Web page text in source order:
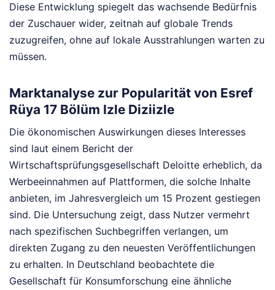
Diese Entwicklung spiegelt das wachsende Bedürfnis
der Zuschauer wider, zeitnah auf globale Trends
zuzugreifen, ohne auf lokale Ausstrahlungen warten zu
müssen.
Marktanalyse zur Popularität von Esref
Rüya 17 Bölüm Izle Diziizle
Die ökonomischen Auswirkungen dieses Interesses
sind laut einem Bericht der
Wirtschaftsprüfungsgesellschaft Deloitte erheblich, da
Werbeeinnahmen auf Plattformen, die solche Inhalte
anbieten, im Jahresvergleich um 15 Prozent gestiegen
sind. Die Untersuchung zeigt, dass Nutzer vermehrt
nach spezifischen Suchbegriffen verlangen, um
direkten Zugang zu den neuesten Veröffentlichungen
zu erhalten. In Deutschland beobachtete die
Gesellschaft für Konsumforschung eine ähnliche